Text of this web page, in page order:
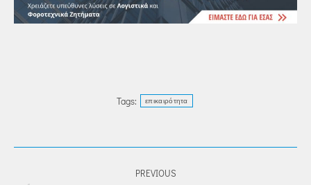
Tags: επικαιρότητα
PREVIOUS